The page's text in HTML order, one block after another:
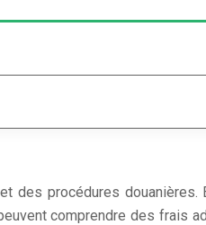
procédures douanières.
comprendre des frais